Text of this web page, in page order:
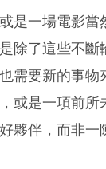
是一場電影當
除了這些不斷
需要新的事物
或是一項前所
夥伴，而非一